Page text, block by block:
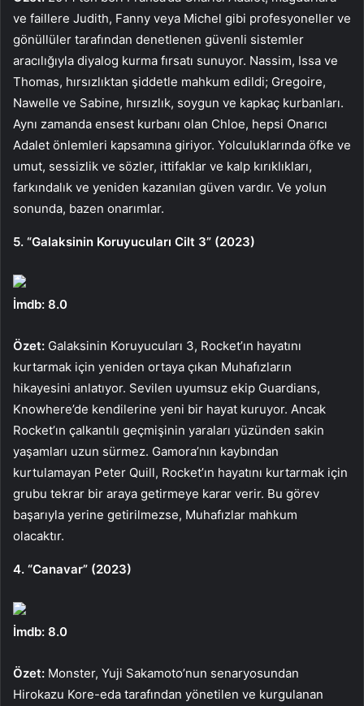
ve faillere Judith, Fanny veya Michel gibi profesyoneller ve
gönüllüler tarafından denetlenen güvenli sistemler
aracılığıyla diyalog kurma fırsatı sunuyor. Nassim, Issa ve
Thomas, hırsızlıktan şiddetle mahkum edildi; Gregoire,
Nawelle ve Sabine, hırsızlık, soygun ve kapkaç kurbanları.
Aynı zamanda ensest kurbanı olan Chloe, hepsi Onarıcı
Adalet önlemleri kapsamına giriyor. Yolculuklarında öfke ve
umut, sessizlik ve sözler, ittifaklar ve kalp kırıklıkları,
farkındalık ve yeniden kazanılan güven vardır. Ve yolun
sonunda, bazen onarımlar.
5. “Galaksinin Koruyucuları Cilt 3” (2023)
İmdb: 8.0
Özet: Galaksinin Koruyucuları 3, Rocket’ın hayatını
kurtarmak için yeniden ortaya çıkan Muhafızların
hikayesini anlatıyor. Sevilen uyumsuz ekip Guardians,
Knowhere’de kendilerine yeni bir hayat kuruyor. Ancak
Rocket’ın çalkantılı geçmişinin yaraları yüzünden sakin
yaşamları uzun sürmez. Gamora’nın kaybından
kurtulamayan Peter Quill, Rocket’ın hayatını kurtarmak için
grubu tekrar bir araya getirmeye karar verir. Bu görev
başarıyla yerine getirilmezse, Muhafızlar mahkum
olacaktır.
4. “Canavar” (2023)
İmdb: 8.0
Özet: Monster, Yuji Sakamoto’nun senaryosundan
Hirokazu Kore-eda tarafından yönetilen ve kurgulanan